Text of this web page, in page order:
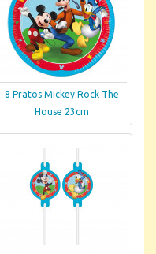
8 Pratos Mickey Rock The
House 23cm